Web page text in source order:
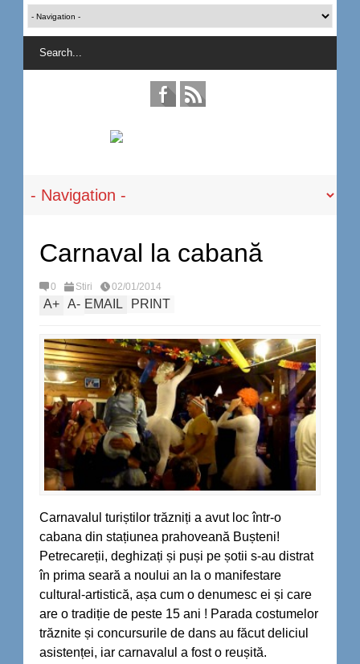
Carnaval la cabană
0 Stiri 02/01/2014
A+ A- EMAIL PRINT
Carnavalul turiștilor trăzniți a avut loc într-o
cabana din stațiunea prahoveană Bușteni!
Petrecareții, deghizați și puși pe șotii s-au distrat
în prima seară a noului an la o manifestare
cultural-artistică, așa cum o denumesc ei și care
are o tradiție de peste 15 ani ! Parada costumelor
trăznite și concursurile de dans au făcut deliciul
asistenței, iar carnavalul a fost o reușită.